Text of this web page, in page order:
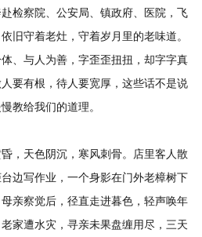
检察院、公安局、镇政府、医院，飞
旧守着老灶，守着岁月里的老味道。
、与人为善，字歪歪扭扭，却字字真
要有根，待人要宽厚，这些话不是说
教给我们的道理。
，天色阴沉，寒风刺骨。店里客人散
边写作业，一个身影在门外老樟树下
亲察觉后，径直走进暮色，轻声唤年
家遭水灾，寻亲未果盘缠用尽，三天